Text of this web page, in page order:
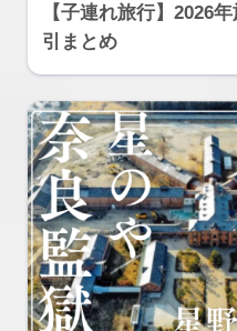
【子連れ旅行】2026
引まとめ